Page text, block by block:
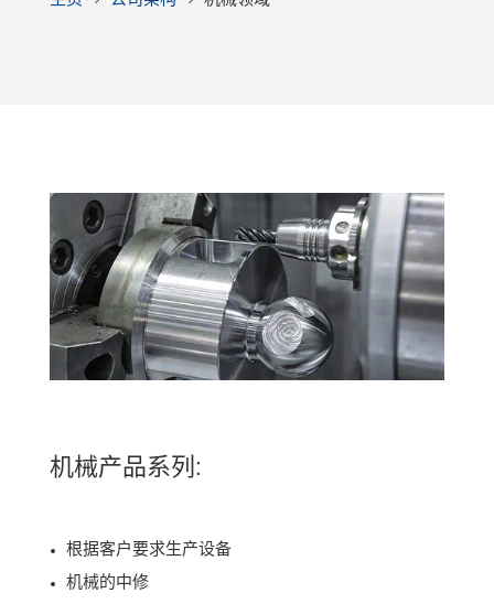
机械产品系列:
根据客户要求生产设备
机械的中修